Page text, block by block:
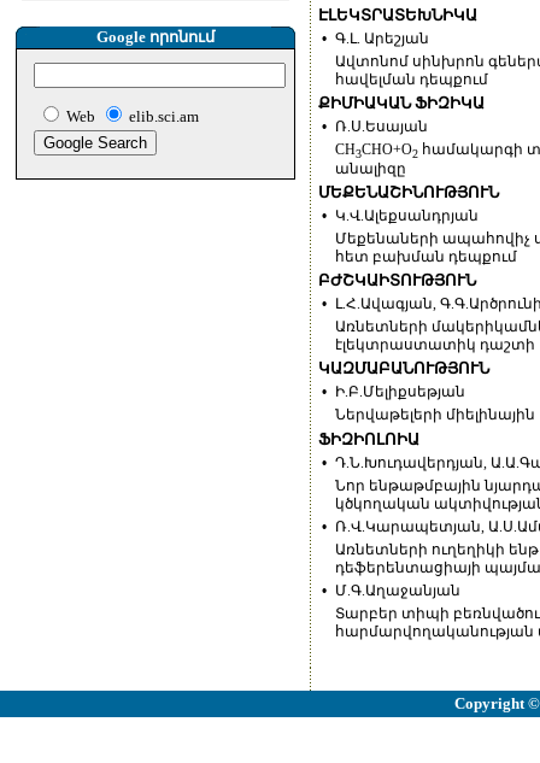
Google որոնում
Web elib.sci.am
ԷԼԵԿՏՐԱՏԵԽՆԻԿԱ
• Գ.Լ. Արեշյան
Ավտոնոմ սինխրոն
հավելման դեպքում
ՔԻՄԻԱԿԱՆ ՖԻԶԻԿԱ
• Ռ.Ս.Եսայան
CH3CHO+O2 համակարգի
անալիզը
ՄԵՔԵՆԱՇԻՆՈՒԹՅՈՒՆ
• Կ.Վ.Ալեքսանդրյան
Մեքենաների ապահովիչ
հետ բախման դեպքում
ԲԺՇԿԱԻՏՈՒԹՅՈՒՆ
• Լ.Հ.Ավագյան,
Առնետների
էլեկտրաստատիկ դաշտի
ԿԱԶՄԱԲԱՆՈՒԹՅՈՒՆ
• Ի.Բ.Մելիքսեթյան
Ներվաթելերի
ՖԻԶԻՈԼՈԻԱ
• Դ.Ն.Խուդավերդյան,
Նոր ենթաթմբային
կծկողական
• Ռ.Վ.Կարապետյան,
Առնետների ուղեղիկի
դեֆերենտացիայի
• Մ.Գ.Աղաջանյան
Տարբեր տիպի
հարմարվողականության
Copyright©